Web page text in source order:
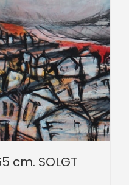
cm. SOLGT